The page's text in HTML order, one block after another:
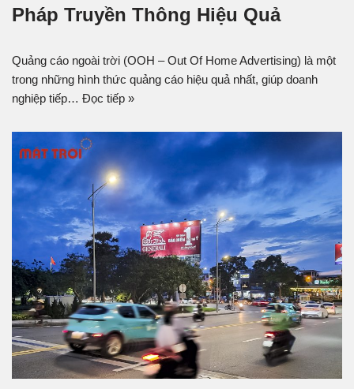
Pháp Truyền Thông Hiệu Quả
Quảng cáo ngoài trời (OOH – Out Of Home Advertising) là một
trong những hình thức quảng cáo hiệu quả nhất, giúp doanh
nghiệp tiếp… Đọc tiếp »